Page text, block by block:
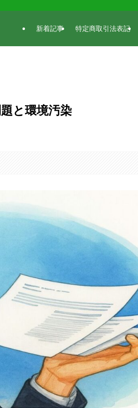
新着記事 特定商取引法表記
と環境汚染